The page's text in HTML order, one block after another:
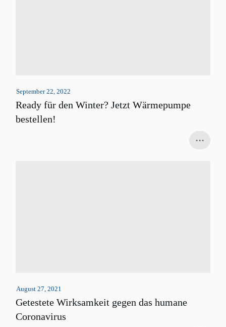
September 22, 2022
Ready für den Winter? Jetzt Wärmepumpe
bestellen!
...
August 27, 2021
Getestete Wirksamkeit gegen das humane
Coronavirus